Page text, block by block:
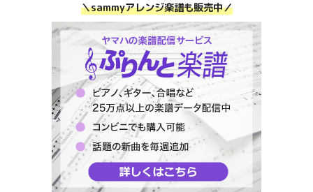
＼sammyアレンジ楽譜も販売中／